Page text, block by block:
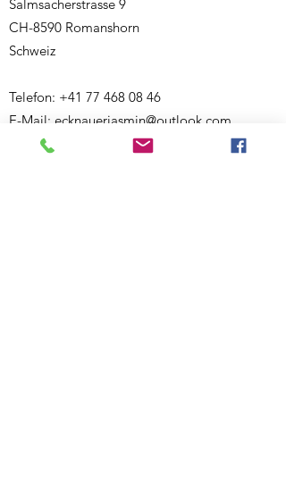
Salmsacherstrasse 9
CH-8590 Romanshorn
Schweiz
Telefon: +41 77 468 08 46
E-Mail: ecknauerjasmin@outlook.com
Website:
www.bewegigshuesli.ch